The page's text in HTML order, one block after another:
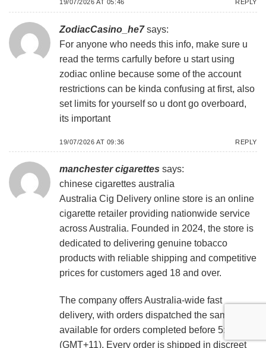
19/07/2026 AT 05:46 REPLY
ZodiacCasino_he7 says:
For anyone who needs this info, make sure u
read the terms carfully before u start using
zodiac online because some of the account
restrictions can be kinda confusing at first, also
set limits for yourself so u dont go overboard,
its important
19/07/2026 AT 09:36 REPLY
manchester cigarettes says:
chinese cigarettes australia
Australia Cig Delivery online store is an online
cigarette retailer providing nationwide service
across Australia. Founded in 2024, the store is
dedicated to delivering genuine tobacco
products with reliable shipping and competitive
prices for customers aged 18 and over.
The company offers Australia-wide fast
delivery, with orders dispatched the same day
available for orders completed before 5:00 am
(GMT+11). Every order is shipped in discreet